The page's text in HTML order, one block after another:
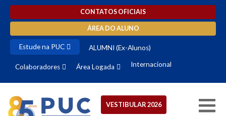
CONTATOS OFICIAIS
ÁREA DO ALUNO
Estude na PUC ALUMNI (Ex-Alunos)
Colaboradores Área Logada Internacional
VESTIBULAR 2026